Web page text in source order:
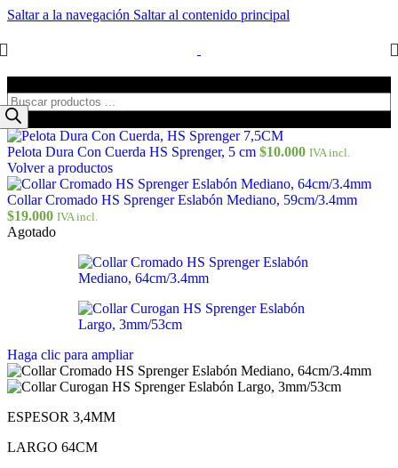
Saltar a la navegación Saltar al contenido principal
Pelota Dura Con Cuerda HS Sprenger, 5 cm $10.000 IVA incl.
Volver a productos
Collar Cromado HS Sprenger Eslabón Mediano, 59cm/3.4mm
$19.000 IVA incl.
Agotado
Haga clic para ampliar
ESPESOR 3,4MM
LARGO 64CM